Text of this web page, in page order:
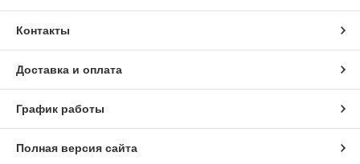
Контакты
Доставка и оплата
График работы
Полная версия сайта